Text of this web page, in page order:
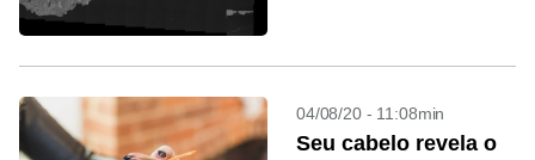
04/08/20 - 11:08min
Seu cabelo revela o